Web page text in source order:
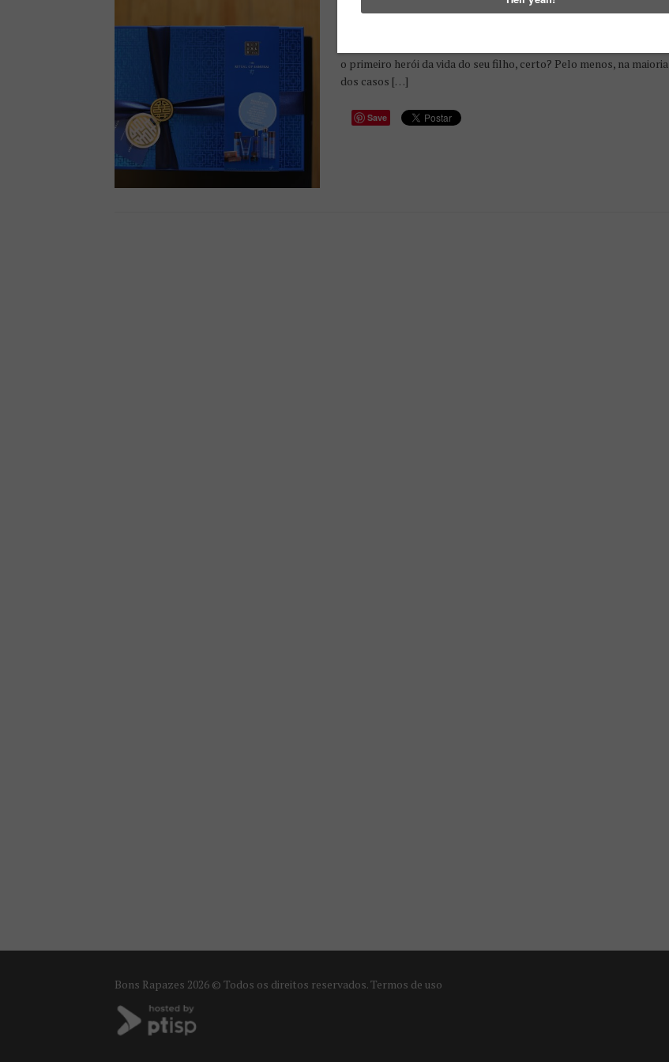
o primeiro herói da vida do seu filho, certo? Pelo menos, na maioria
dos casos […]
Save
Bons Rapazes 2026 © Todos os direitos reservados.Termos de uso